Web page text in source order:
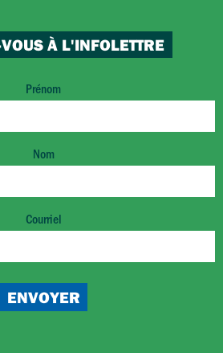
À L'INFOLETTRE
Prénom
Nom
Courriel